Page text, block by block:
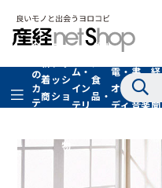
全
の
カ
テ
着
商
品
フ
ッ
シ
ョ
フ
ァ
シ
ョ
ン
物
ム・
イン
テリ
グル
食
品・
ドリ
家
電・
オー
ディ
書
籍・
音楽
経
聞